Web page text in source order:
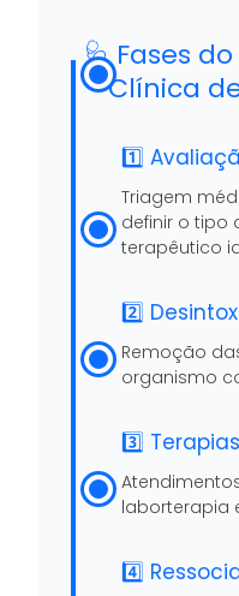
🩺 Fases
Clínica
1️⃣
Triagem
definir o tipo
terapêutico
2️⃣
Remoção
organismo
3️⃣
laborterapia
4️⃣